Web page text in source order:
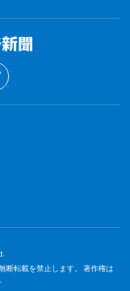
断転載を禁止します。 著作権は